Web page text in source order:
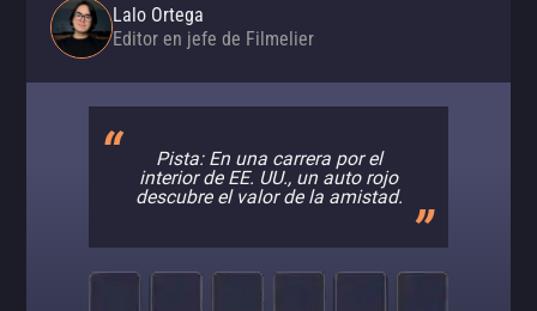
Lalo Ortega
Editor en jefe de Filmelier
Pista: En una carrera por el
interior de EE. UU., un auto rojo
descubre el valor de la amistad.